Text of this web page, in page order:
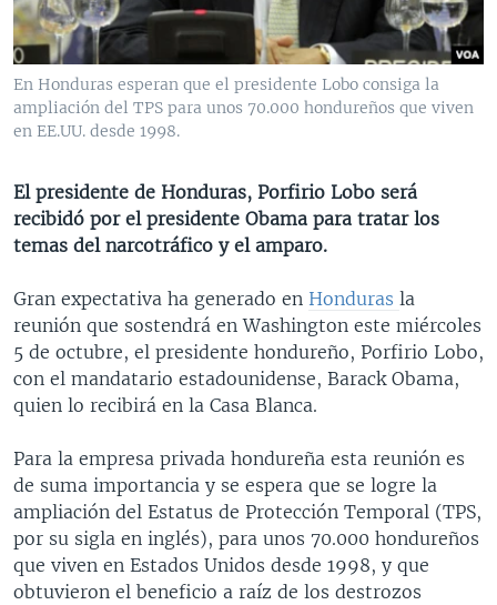
VENEZUELA
BRASIL
NICARAGUA
ECONOMÍA
ENTRETENIMIENTO Y CULTURA
TECNOLOGÍA
DEPORTES
MULTIMEDIA
VIDEOS
FOTOGRAFÍA
AUDIOS
PROGRAMAS TV
EL MUNDO AL DÍA
FORO INTERAMERICANO
LAS CLAVES
RADIO
AVANCE INFORMATIVO
BUENOS DÍAS AMÉRICA
ESTADOS UNIDOS AL DÍA
EL MUNDO AL DÍA [RADIO]
FORO [RADIO]
DEPORTIVO INTERNACIONAL
ENTRETENIMIENTO
DIRECT
Learning English
SÍGANOS
Idiomas
En Honduras esperan que el presidente Lobo consiga la
ampliación del TPS para unos 70.000 hondureños que viven
en EE.UU. desde 1998.
El presidente de Honduras, Porfirio Lobo será
recibidó por el presidente Obama para tratar los
temas del narcotráfico y el amparo.
Gran expectativa ha generado en Honduras la
reunión que sostendrá en Washington este miércoles
5 de octubre, el presidente hondureño, Porfirio Lobo,
con el mandatario estadounidense, Barack Obama,
quien lo recibirá en la Casa Blanca.
Para la empresa privada hondureña esta reunión es
de suma importancia y se espera que se logre la
ampliación del Estatus de Protección Temporal (TPS,
por su sigla en inglés), para unos 70.000 hondureños
que viven en Estados Unidos desde 1998, y que
obtuvieron el beneficio a raíz de los destrozos